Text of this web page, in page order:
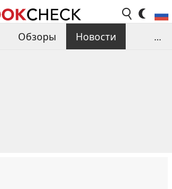
Обзоры
Новости
...